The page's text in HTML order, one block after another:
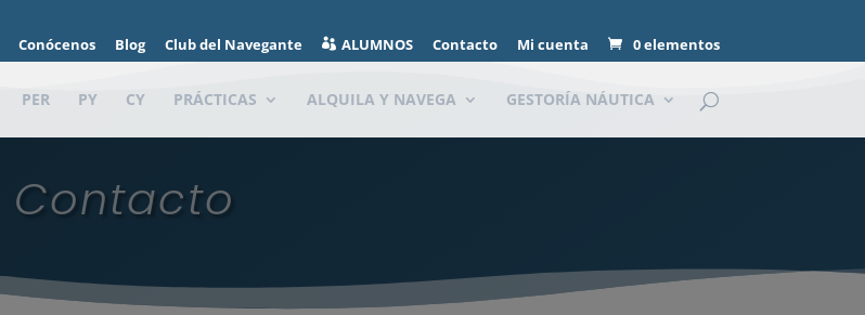
Conócenos Blog Club del Navegante ALUMNOS Contacto Mi cuenta 0 elementos
PER PY CY PRÁCTICAS ALQUILA Y NAVEGA GESTORÍA NÁUTICA
Contacto